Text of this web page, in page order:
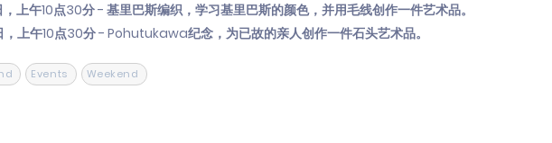
上午10点30分 - 基里巴斯编织，学习基里巴斯的颜色，并用毛线创作一件艺术品。
，上午10点30分 - Pohutukawa纪念，为已故的亲人创作一件石头艺术品。
Events Weekend